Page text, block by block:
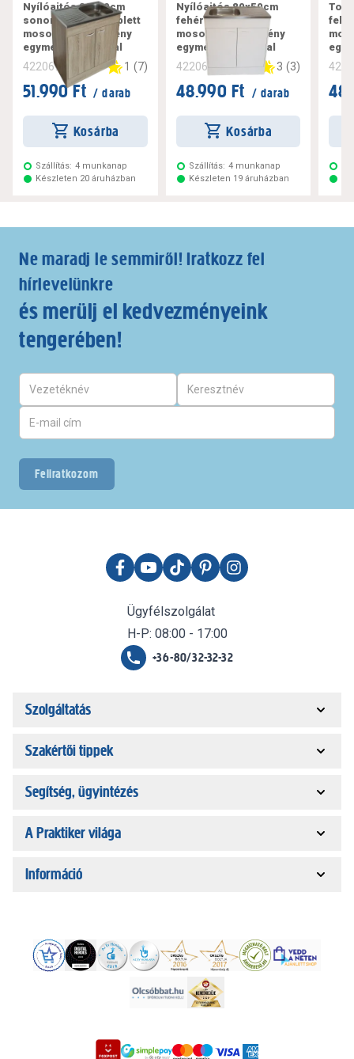
Nyílóajtós 80x50cm
sonoma tölgy komplett
mosogatós szekrény
egymedencés tállal
422069 1 (7)
51.990 Ft / darab
Kosárba
Szállítás: 4 munkanap
Készleten 20 áruházban
Nyílóajtós 80x50cm
fehér komplett
mosogatós szekrény
egymedencés tállal
422068 3 (3)
48.990 Ft / darab
Kosárba
Szállítás: 4 munkanap
Készleten 19 áruházban
Ne maradj le semmiről! Iratkozz fel
hírlevelünkre
és merülj el kedvezményeink
tengerében!
Feliratkozom
Ügyfélszolgálat
H-P: 08:00 - 17:00
+36-80/32-32-32
Szolgáltatás
Szakértői tippek
Segítség, ügyintézés
A Praktiker világa
Információ